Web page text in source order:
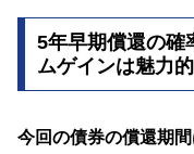
5年早期償還の確
ムゲインは魅力的
今回の債券の償還期